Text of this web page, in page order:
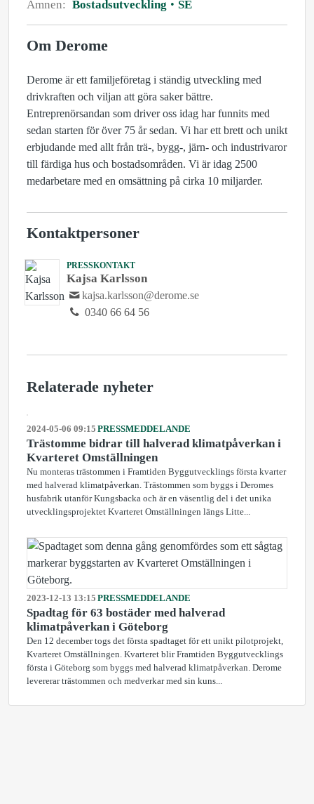
Ämnen: Bostadsutveckling SE
Om Derome
Derome är ett familjeföretag i ständig utveckling med
drivkraften och viljan att göra saker bättre.
Entreprenörsandan som driver oss idag har funnits med
sedan starten för över 75 år sedan. Vi har ett brett och unikt
erbjudande med allt från trä-, bygg-, järn- och industrivaror
till färdiga hus och bostadsområden. Vi är idag 2500
medarbetare med en omsättning på cirka 10 miljarder.
Kontaktpersoner
PRESSKONTAKT
Kajsa Karlsson
kajsa.karlsson@derome.se
0340 66 64 56
Relaterade nyheter
2024-05-06 09:15 PRESSMEDDELANDE
Trästomme bidrar till halverad klimatpåverkan i
Kvarteret Omställningen
Nu monteras trästommen i Framtiden Byggutvecklings första kvarter
med halverad klimatpåverkan. Trästommen som byggs i Deromes
husfabrik utanför Kungsbacka och är en väsentlig del i det unika
utvecklingsprojektet Kvarteret Omställningen längs Litte...
2023-12-13 13:15 PRESSMEDDELANDE
Spadtag för 63 bostäder med halverad
klimatpåverkan i Göteborg
Den 12 december togs det första spadtaget för ett unikt pilotprojekt,
Kvarteret Omställningen. Kvarteret blir Framtiden Byggutvecklings
första i Göteborg som byggs med halverad klimatpåverkan. Derome
levererar trästommen och medverkar med sin kuns...